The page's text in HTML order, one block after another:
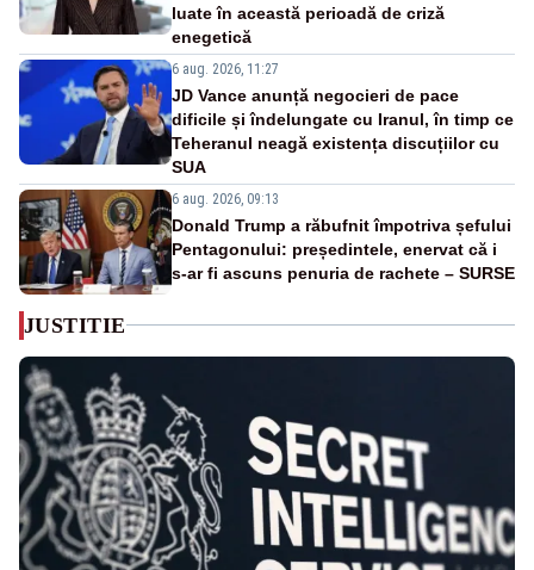
luate în această perioadă de criză
enegetică
6 aug. 2026, 11:27
JD Vance anunță negocieri de pace
dificile și îndelungate cu Iranul, în timp ce
Teheranul neagă existența discuțiilor cu
SUA
6 aug. 2026, 09:13
Donald Trump a răbufnit împotriva șefului
Pentagonului: președintele, enervat că i
s-ar fi ascuns penuria de rachete – SURSE
JUSTITIE